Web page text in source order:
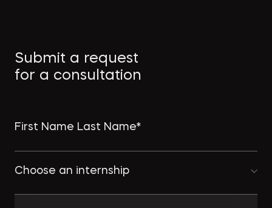
Submit a request
for a consultation
Choose an internship